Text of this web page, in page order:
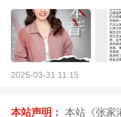
2025-03-31 11:15
本站声明： 本站《张家